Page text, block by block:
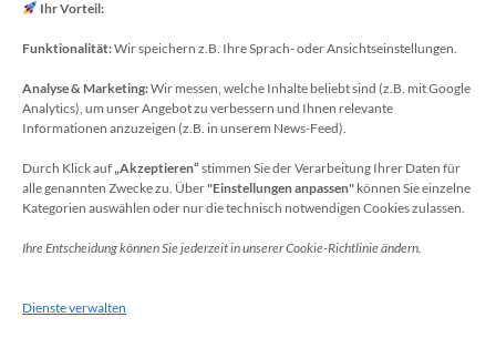
Ihr Vorteil:
Funktionalität:Wir speichern z.B. Ihre Sprach- oder Ansichtseinstellungen.
Analyse & Marketing:Wir messen, welche Inhalte beliebt sind (z.B. mit Google
Analytics), um unser Angebot zu verbessern und Ihnen relevante
Informationen anzuzeigen (z.B. in unserem News-Feed).
Durch Klick auf „Akzeptieren“ stimmen Sie der Verarbeitung Ihrer Daten für
alle genannten Zwecke zu. Über"Einstellungen anpassen" können Sie einzelne
Kategorien auswählen oder nur die technisch notwendigen Cookies zulassen.
Ihre Entscheidung können Sie jederzeit in unserer Cookie-Richtlinie ändern.
Dienste verwalten
E-Mail: koechling[at]meckenheim-thr.de
Datenschutzbeauftragter
Sie erreichen unseren Datenschutzbeauftragten
unter:
Wolfgang Dax-Rommswinkel
Kaiser-Wilhelm-Platz 1
Deutschland